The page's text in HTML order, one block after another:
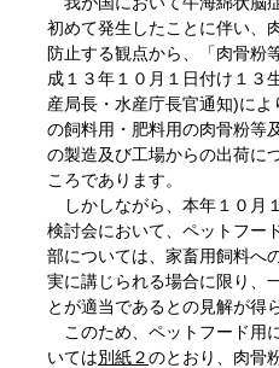
初めて発生したことに伴い、
防止する観点から、「肉骨粉
成１３年１０月１日付け１３
産局長・水産庁長官通知)に
の飼料用・肥料用の肉骨粉等
の製造及び工場からの出荷に
ころであります。
しかしながら、本年１０月
検討会において、ペットフー
部については、家畜用飼料へ
実に講じられる場合に限り、
とが適当であるとの見解が得
このため、ペットフード用
いては別紙２のとおり、肉骨